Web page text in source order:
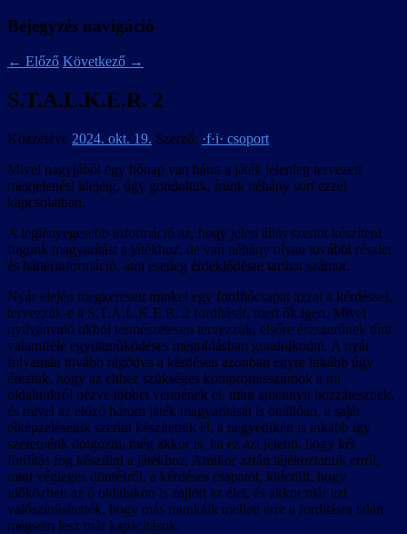
Bejegyzés navigáció
← Előző Következő →
S.T.A.L.K.E.R. 2
Közzétéve 2024. okt. 19. Szerző: ·f·i· csoport
Mivel nagyjából egy hónap van hátra a játék jelenleg tervezett
megjelenési idejéig, úgy gondoltuk, írunk néhány sort ezzel
kapcsolatban.
A leglényegesebb információ az, hogy jelen állás szerint készíteni
fogunk magyarítást a játékhoz, de van néhány olyan további részlet
és háttérinformáció, ami esetleg érdeklődésre tarthat számot.
Nyár elején megkeresett minket egy fordítócsapat azzal a kérdéssel,
tervezzük-e a S.T.A.L.K.E.R. 2 fordítását, mert ők igen. Mivel
nyilvánvaló okból természetesen tervezzük, elsőre észszerűnek tűnt
valamiféle együttműködéses megoldásban gondolkodni. A nyár
folyamán tovább rágódva a kérdésen azonban egyre inkább úgy
éreztük, hogy az ehhez szükséges kompromisszumok a mi
oldalunkról nézve többet vennének el, mint amennyit hozzátesznek,
és mivel az előző három játék magyarítását is önállóan, a saját
elképzeléseink szerint készítettük el, a negyedikén is inkább így
szeretnénk dolgozni, még akkor is, ha ez azt jelenti, hogy két
fordítás fog készülni a játékhoz. Amikor aztán tájékoztattuk erről,
mint végleges döntésről, a kérdéses csapatot, kiderült, hogy
időközben az ő oldalukon is zajlott az élet, és akkor már azt
valószínűsítették, hogy más munkáik mellett erre a fordításra talán
mégsem lesz már kapacitásuk.